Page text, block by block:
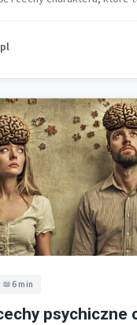
6 min
psychiczne